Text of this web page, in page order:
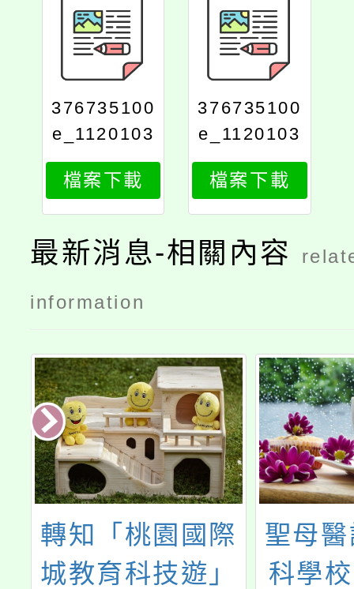
376735100
e_1120103
381_attach
2
檔案下載
376735100
e_1120103
381_attach
1
檔案下載
最新消息-相關內容
information
聖母醫護管理專
科學校「115學
轉知
育聯